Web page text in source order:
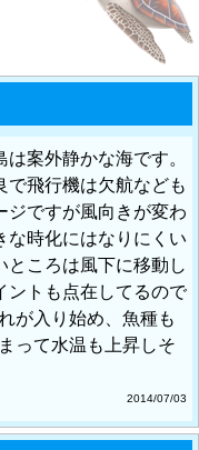
案外静かな海です。
で飛行機は欠航なども
ジですが風向きが変わ
な時化にはなりにくい
ところは風下に移動し
ントも点在してるので
が入り始め、魚種も
って水温も上昇しそ
2014/07/03